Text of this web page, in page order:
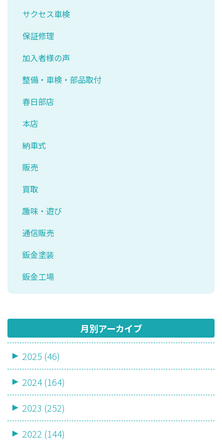
サクセス車検
保証修理
加入者様の声
整備・車検・部品取付
春日部店
本店
納車式
販売
買取
趣味・遊び
通信販売
鈑金塗装
鈑金工場
月別アーカイブ
2025 (46)
2024 (164)
2023 (252)
2022 (144)